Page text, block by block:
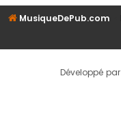
MusiqueDePub.com
Développé par